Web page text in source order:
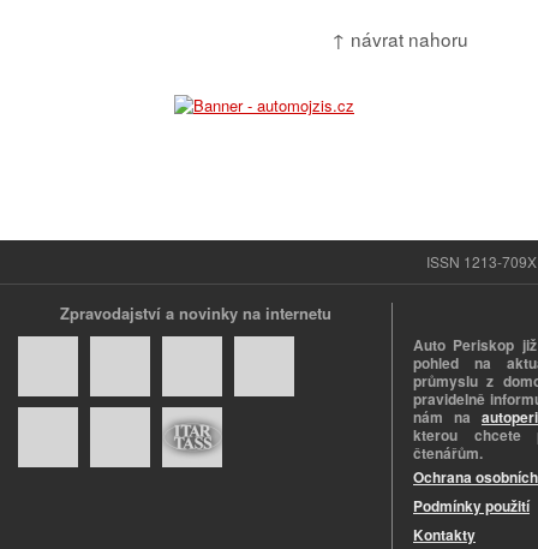
↑ návrat nahoru
ISSN 1213-
Zpravodajství a novinky na internetu
Auto Periskop
pohled na
průmyslu z
pravidelně
nám na
kterou chcete
čtenářům.
Ochrana
Podmínky použití
Kontakty